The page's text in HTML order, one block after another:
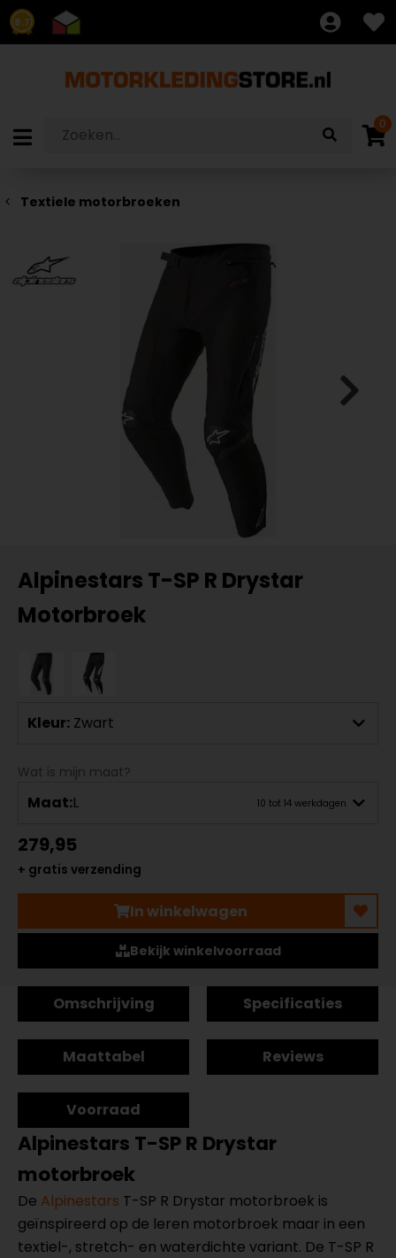
8.7
0
Textiele motorbroeken
Alpinestars T-SP R Drystar
Motorbroek
Kleur: Zwart
Wat is mijn maat?
Maat:L 10 tot 14 werkdagen
279,95
+ gratis verzending
In winkelwagen
Bekijk winkelvoorraad
Omschrijving Specificaties
Maattabel Reviews
Voorraad
Alpinestars T-SP R Drystar
motorbroek
De Alpinestars T-SP R Drystar motorbroek is
geïnspireerd op de leren motorbroek maar in een
textiel-, stretch- en waterdichte variant. De T-SP R